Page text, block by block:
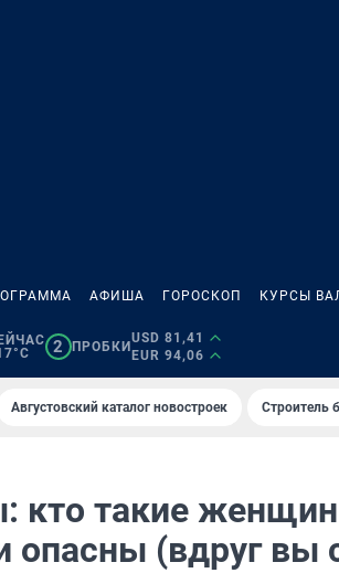
АФИША ГОРОСКОП КУРСЫ
2 ПРОБКИ
USD 81,41
EUR 94,06
Августовский каталог новостроек Строитель
кто такие
опасны (вдруг вы